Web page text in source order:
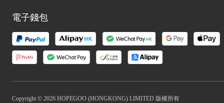
電子錢包
Copyright © 2026 HOPEGOO (HONGKONG) LIMITED 版權所有